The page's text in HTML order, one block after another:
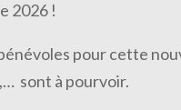
2026 !
pour cette
sont à pourvoir.